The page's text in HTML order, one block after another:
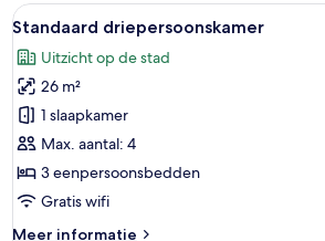
bier, Snickers en een fles vruchtensap.
Alle
foto's
voor
Standaard
driepersoonskamer
laden
Een
11
Standaard driepersoonskamer
Uitzicht op de stad
26 m²
1 slaapkamer
Max. aantal: 4
3 eenpersoonsbedden
Gratis wifi
Meer informatie
Meer